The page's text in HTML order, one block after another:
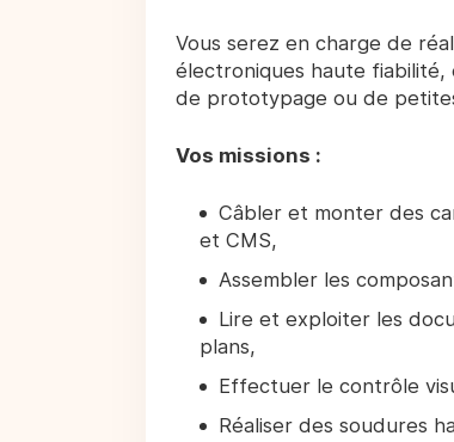
Vous serez en charge de
électroniques haute fiabilité,
de prototypage ou de
Vos missions :
Câbler et monter des
et CMS,
Assembler les
Lire et exploiter les
plans,
Effectuer le contrôle
Réaliser des soudures